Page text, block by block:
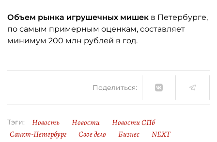
Объем рынка игрушечных мишек в Петербурге,
по самым примерным оценкам, составляет
минимум 200 млн рублей в год.
Поделиться:
Тэги: Новость Новости
Новости СПб
Санкт-Петербург
Свое дело Бизнес NEXT